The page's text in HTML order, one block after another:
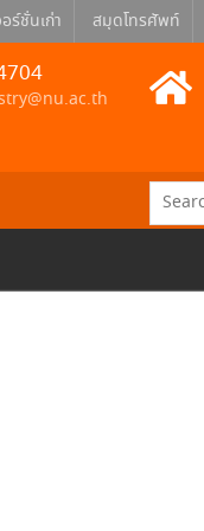
อร์ชั่นเก่า สมุดโทรศัพท์
Search
for: